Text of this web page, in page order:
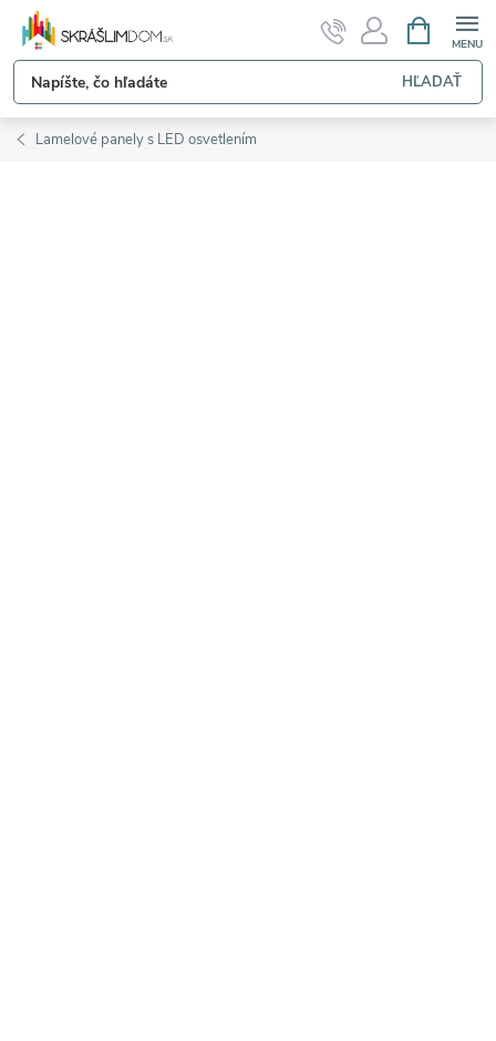
Prejsť
obsah
HĽADAŤ
KOŠÍK
Lamelové panely s LED osvetlením